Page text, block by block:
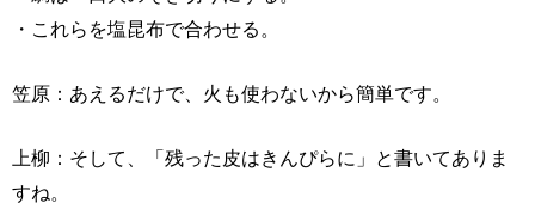
・これらを塩昆布で合わせる。
笠原：あえるだけで、火も使わないから簡単です。
上柳：そして、「残った皮はきんぴらに」と書いてありま
すね。